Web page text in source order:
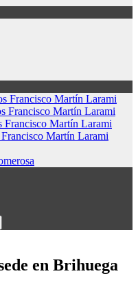
Francisco Martín Larami
Francisco Martín Larami
Francisco Martín Larami
Martín Larami
en Brihuega